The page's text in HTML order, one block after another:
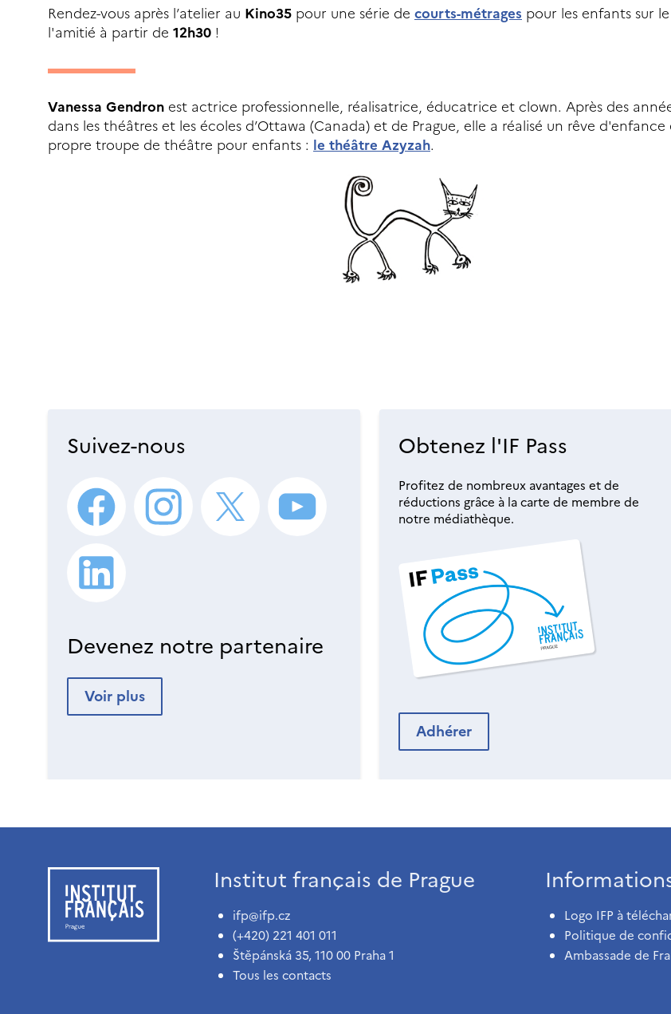
Rendez-vous après l’atelier au Kino35 pour une série de courts-métrages pour les enfants sur
l'amitié à partir de 12h30 !
Vanessa Gendron est actrice professionnelle, réalisatrice, éducatrice et clown. Après des
dans les théâtres et les écoles d’Ottawa (Canada) et de Prague, elle a réalisé un rêve
propre troupe de théâtre pour enfants : le théâtre Azyzah.
Suivez-nous
Devenez notre partenaire
Voir plus
Obtenez l'IF Pass
Profitez de nombreux avantages et de
réductions grâce à la carte de membre de
notre médiathèque.
Adhérer
Institut français de Prague
ifp@ifp.cz
(+420) 221 401 011
Štěpánská 35, 110 00 Praha 1
Tous les contacts
Logo IFP à
Politique de
Ambassade de